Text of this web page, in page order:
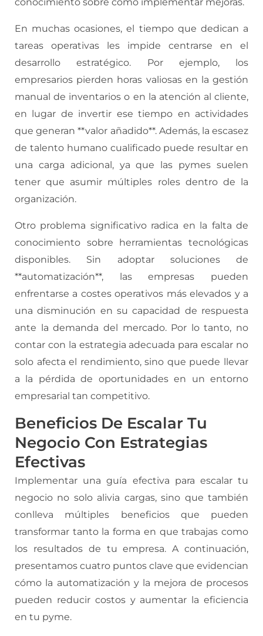
En muchas ocasiones, el tiempo que dedican a
tareas operativas les impide centrarse en el
desarrollo estratégico. Por ejemplo, los
empresarios pierden horas valiosas en la gestión
manual de inventarios o en la atención al cliente,
en lugar de invertir ese tiempo en actividades
que generan **valor añadido**. Además, la escasez
de talento humano cualificado puede resultar en
una carga adicional, ya que las pymes suelen
tener que asumir múltiples roles dentro de la
organización.
Otro problema significativo radica en la falta de
conocimiento sobre herramientas tecnológicas
disponibles. Sin adoptar soluciones de
**automatización**, las empresas pueden
enfrentarse a costes operativos más elevados y a
una disminución en su capacidad de respuesta
ante la demanda del mercado. Por lo tanto, no
contar con la estrategia adecuada para escalar no
solo afecta el rendimiento, sino que puede llevar
a la pérdida de oportunidades en un entorno
empresarial tan competitivo.
Beneficios De Escalar Tu
Negocio Con Estrategias
Efectivas
Implementar una guía efectiva para escalar tu
negocio no solo alivia cargas, sino que también
conlleva múltiples beneficios que pueden
transformar tanto la forma en que trabajas como
los resultados de tu empresa. A continuación,
presentamos cuatro puntos clave que evidencian
cómo la automatización y la mejora de procesos
pueden reducir costos y aumentar la eficiencia
en tu pyme.